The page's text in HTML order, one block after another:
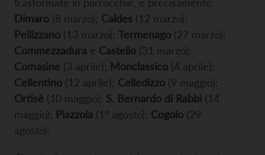
Dimaro (8 marzo); Caldes (12 marzo);
Pellizzano (13 marzo); Termenago (27 marzo);
Commezzadura e Castello (31 marzo);
Comasine (3 aprile); Monclassico (4 aprile);
Cellentino (12 aprile); Celledizzo (9 maggio);
Ortisè (10 maggio); S. Bernardo di Rabbi (14
maggio); Piazzola (1° agosto); Cogolo (29
agosto).